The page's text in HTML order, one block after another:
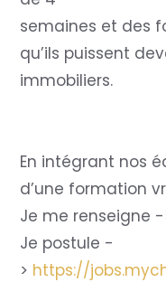
semaines et des
qu’ils puissent
immobiliers.
En intégrant nos
d’une formation
Je me renseigne -
Je postule -
> https://